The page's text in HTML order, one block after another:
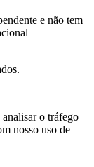
e não tem
o tráfego
nosso uso de